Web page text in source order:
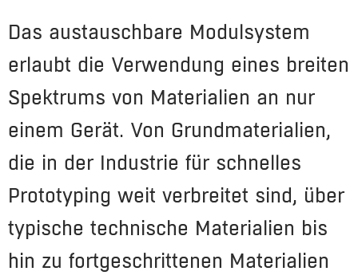
Das austauschbare Modulsystem
erlaubt die Verwendung eines breiten
Spektrums von Materialien an nur
einem Gerät. Von Grundmaterialien,
die in der Industrie für schnelles
Prototyping weit verbreitet sind, über
typische technische Materialien bis
hin zu fortgeschrittenen Materialien